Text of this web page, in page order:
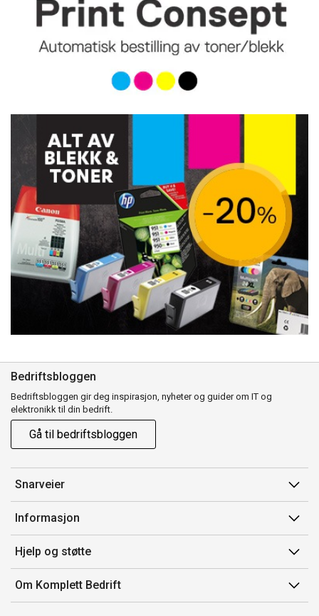
Bedriftsbloggen
Bedriftsbloggen gir deg inspirasjon, nyheter og guider om IT og
elektronikk til din bedrift.
Gå til bedriftsbloggen
Snarveier
Min side
Ordreoversikt
Mine produkter
Informasjon
Salgsbetingelser
Avtalevilkår for Komplett Bedrift Pluss
Produsenter
Hjelp og støtte
Kontakt oss
Retur
Om Komplett Bedrift